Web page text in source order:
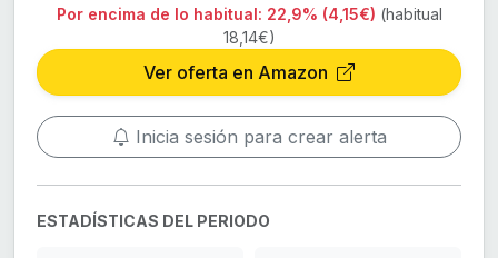
Por encima de lo habitual: 22,9% (4,15€) (habitual
18,14€)
Ver oferta en Amazon
Inicia sesión para crear alerta
ESTADÍSTICAS DEL PERIODO